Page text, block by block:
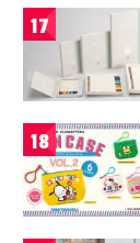
17
18